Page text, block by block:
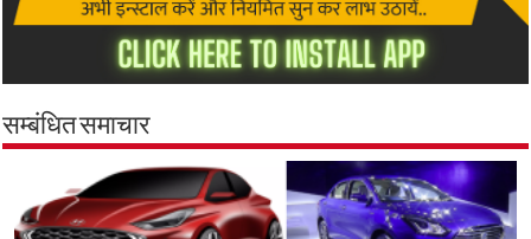
सम्बंधित समाचार